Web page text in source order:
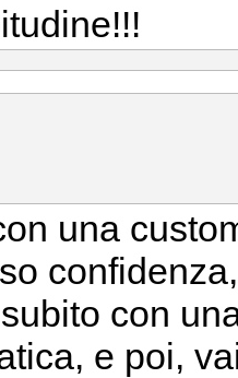
una
con
e poi,